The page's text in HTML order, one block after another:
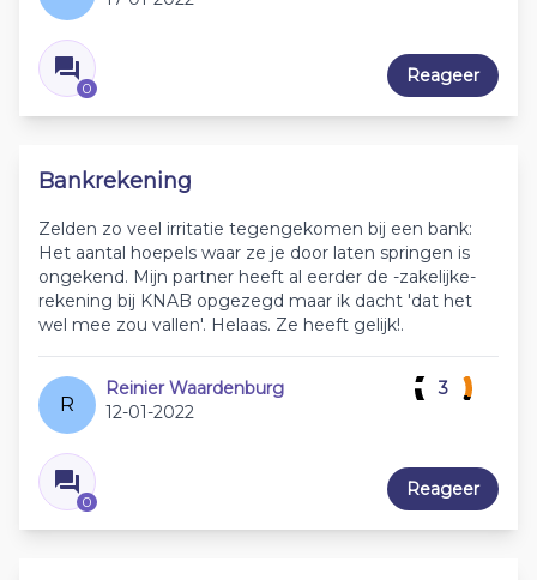
0
Reageer
Bankrekening
Zelden zo veel irritatie tegengekomen bij een bank:
Het aantal hoepels waar ze je door laten springen is
ongekend. Mijn partner heeft al eerder de -zakelijke-
rekening bij KNAB opgezegd maar ik dacht 'dat het
wel mee zou vallen'. Helaas. Ze heeft gelijk!.
R
Reinier Waardenburg
12-01-2022
0
3
Reageer